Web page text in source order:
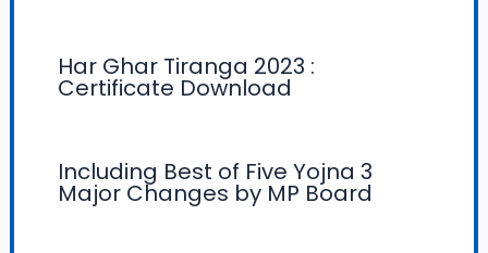
Har Ghar Tiranga 2023 :
Certificate Download
Including Best of Five Yojna 3
Major Changes by MP Board